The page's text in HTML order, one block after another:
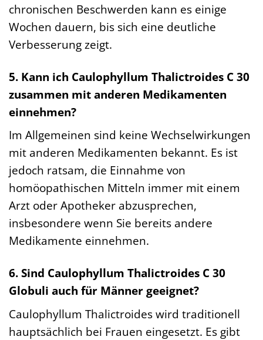
chronischen Beschwerden kann es einige
Wochen dauern, bis sich eine deutliche
Verbesserung zeigt.
5. Kann ich Caulophyllum Thalictroides C 30
zusammen mit anderen Medikamenten
einnehmen?
Im Allgemeinen sind keine Wechselwirkungen
mit anderen Medikamenten bekannt. Es ist
jedoch ratsam, die Einnahme von
homöopathischen Mitteln immer mit einem
Arzt oder Apotheker abzusprechen,
insbesondere wenn Sie bereits andere
Medikamente einnehmen.
6. Sind Caulophyllum Thalictroides C 30
Globuli auch für Männer geeignet?
Caulophyllum Thalictroides wird traditionell
hauptsächlich bei Frauen eingesetzt. Es gibt